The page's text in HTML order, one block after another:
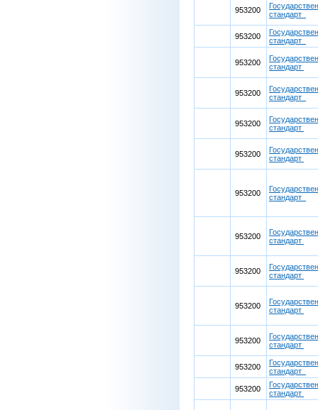
953200
стандарт
953200
стандарт
953200
стандарт
953200
стандарт
953200
стандарт
953200
стандарт
953200
стандарт
953200
стандарт
953200
стандарт
953200
стандарт
953200
стандарт
953200
стандарт
953200
стандарт